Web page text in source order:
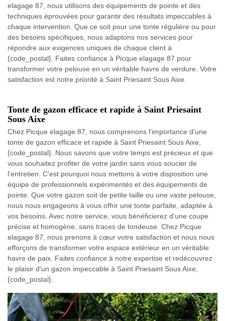
elagage 87, nous utilisons des équipements de pointe et des
techniques éprouvées pour garantir des résultats impeccables à
chaque intervention. Que ce soit pour une tonte régulière ou pour
des besoins spécifiques, nous adaptons nos services pour
répondre aux exigences uniques de chaque client à
{code_postal}. Faites confiance à Picque elagage 87 pour
transformer votre pelouse en un véritable havre de verdure. Votre
satisfaction est notre priorité à Saint Priesaint Sous Aixe.
Tonte de gazon efficace et rapide à Saint Priesaint
Sous Aixe
Chez Picque elagage 87, nous comprenons l'importance d'une
tonte de gazon efficace et rapide à Saint Priesaint Sous Aixe,
{code_postal}. Nous savons que votre temps est précieux et que
vous souhaitez profiter de votre jardin sans vous soucier de
l'entretien. C'est pourquoi nous mettons à votre disposition une
équipe de professionnels expérimentés et des équipements de
pointe. Que votre gazon soit de petite taille ou une vaste pelouse,
nous nous engageons à vous offrir une tonte parfaite, adaptée à
vos besoins. Avec notre service, vous bénéficierez d'une coupe
précise et homogène, sans traces de tondeuse. Chez Picque
elagage 87, nous prenons à cœur votre satisfaction et nous nous
efforçons de transformer votre espace extérieur en un véritable
havre de paix. Faites confiance à notre expertise et redécouvrez
le plaisir d'un gazon impeccable à Saint Priesaint Sous Aixe,
{code_postal}.